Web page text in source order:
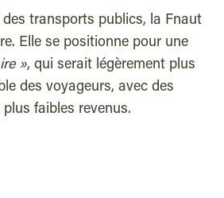
transports publics, la Fnaut
Elle se positionne pour une
», qui serait légèrement plus
des voyageurs, avec des
faibles revenus.